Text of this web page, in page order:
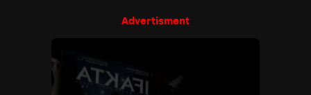
Advertisment